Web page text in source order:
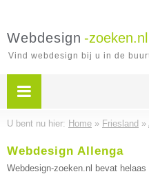
Webdesign -zoeken.nl
Vind webdesign bij u in de
U bent nu hier: Home » Friesland »
Webdesign Allenga
Webdesign-zoeken.nl bevat helaas